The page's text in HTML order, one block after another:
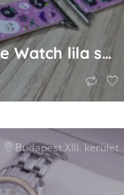
Halloween Apple Watch lila színű szilikon óraszíj
Budapest XIII. kerület